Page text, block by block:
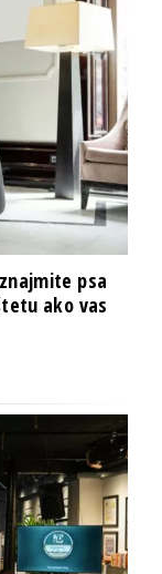
psa
ako vas